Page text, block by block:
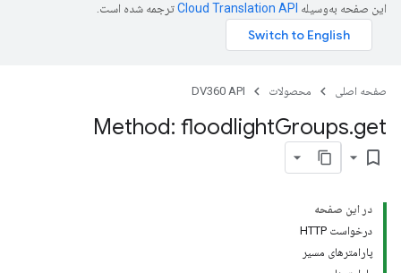
این صفحه به‌وسیله ترجمه شده است.
صفحه اصلی محصولات DV360 API
Method: floodlightGroups.get
bookmark_border
در این صفحه
درخواست HTTP
پارامترهای مسیر